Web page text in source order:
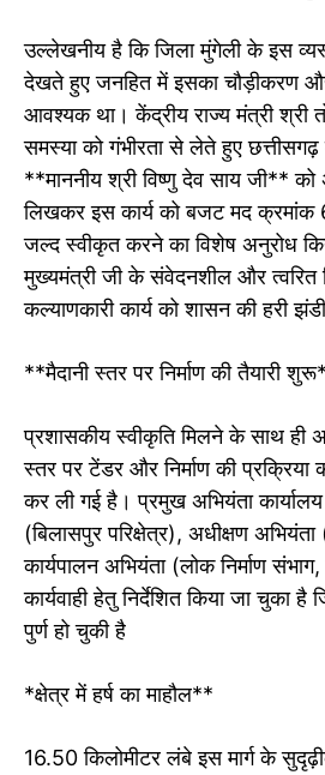
उल्लेखनीय है कि जिला मुंगेली के इस
देखते हुए जनहित में इसका चौड़ीकरण
आवश्यक था। केंद्रीय राज्य मंत्री
समस्या को गंभीरता से लेते हुए
**माननीय श्री विष्णु देव साय जी** को
लिखकर इस कार्य को बजट मद
जल्द स्वीकृत करने का विशेष अनुरोध
मुख्यमंत्री जी के संवेदनशील और त्वरित
कल्याणकारी कार्य को शासन की हरी
**मैदानी स्तर पर निर्माण की तैयारी
प्रशासकीय स्वीकृति मिलने के साथ ही अब
स्तर पर टेंडर और निर्माण की
कर ली गई है। प्रमुख अभियंता कार्यालय
(बिलासपुर परिक्षेत्र), अधीक्षण
कार्यपालन अभियंता (लोक निर्माण
कार्यवाही हेतु निर्देशित किया जा चुका है
पुर्ण हो चुकी है
*क्षेत्र में हर्ष का माहौल**
16.50 किलोमीटर लंबे इस मार्ग के